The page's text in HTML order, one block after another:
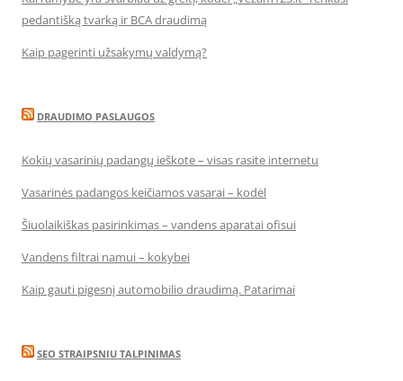
pedantišką tvarką ir BCA draudimą
Kaip pagerinti užsakymų valdymą?
DRAUDIMO PASLAUGOS
Kokių vasarinių padangų ieškote – visas rasite internetu
Vasarinės padangos keičiamos vasarai – kodėl
Šiuolaikiškas pasirinkimas – vandens aparatai ofisui
Vandens filtrai namui – kokybei
Kaip gauti pigesnį automobilio draudimą. Patarimai
SEO STRAIPSNIU TALPINIMAS